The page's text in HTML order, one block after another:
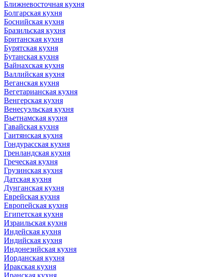
Ближневосточная кухня
Болгарская кухня
Боснийская кухня
Бразильская кухня
Британская кухня
Бурятская кухня
Бутанская кухня
Вайнахская кухня
Валлийская кухня
Веганская кухня
Вегетарианская кухня
Венгерская кухня
Венесуэльская кухня
Вьетнамская кухня
Гавайская кухня
Гаитянская кухня
Гондурасская кухня
Гренландская кухня
Греческая кухня
Грузинская кухня
Датская кухня
Дунганская кухня
Еврейская кухня
Европейская кухня
Египетская кухня
Израильская кухня
Индейская кухня
Индийская кухня
Индонезийская кухня
Иорданская кухня
Иракская кухня
Иранская кухня